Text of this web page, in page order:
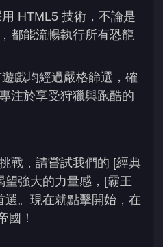
HTML5 技術，不論是
都能流暢執行所有恐龍
戲均經過嚴格篩選，確
注於享受狩獵與跑酷的
戰，請嘗試我們的 [經典
強大的力量感，[霸王
。現在就點擊開始，在
國！